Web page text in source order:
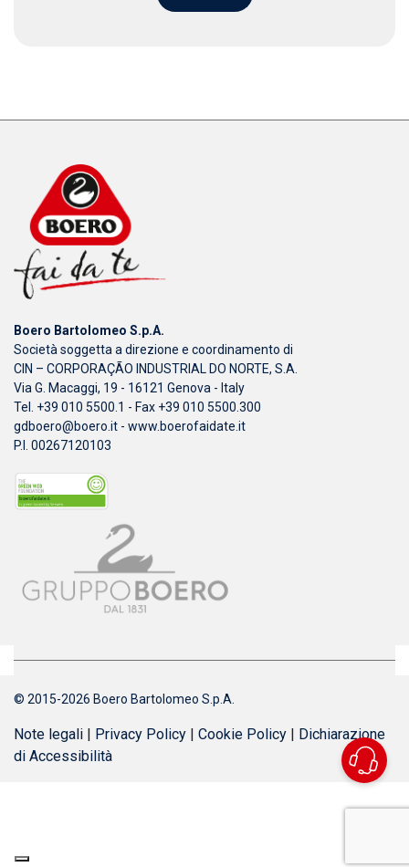
Boero Bartolomeo S.p.A.
Società soggetta a direzione e coordinamento di
CIN – CORPORAÇÃO INDUSTRIAL DO NORTE, S.A.
Via G. Macaggi, 19 - 16121 Genova - Italy
Tel. +39 010 5500.1 - Fax +39 010 5500.300
gdboero@boero.it - www.boerofaidate.it
P.I. 00267120103
© 2015-2026 Boero Bartolomeo S.p.A.
Note legali | Privacy Policy | Cookie Policy | Dichiarazione
di Accessibilità